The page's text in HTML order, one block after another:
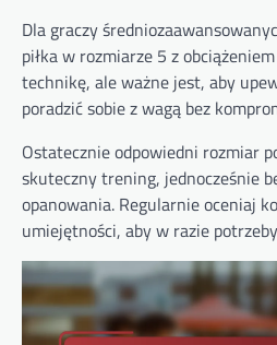
Dla graczy
piłka w rozmiarze 5 z
technikę, ale ważne jest, aby
poradzić sobie z wagą bez
Ostatecznie odpowiedni rozmiar
skuteczny trening, jednocześnie
opanowania. Regularnie oceniaj
umiejętności, aby w razie